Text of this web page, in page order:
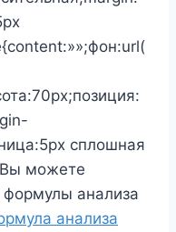
сплошная
можете
формулы анализа
анализа